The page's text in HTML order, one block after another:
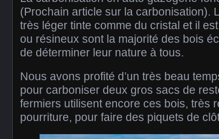
(Prochain article sur la carbonisation).
très léger tinte comme du cristal et il
ou résineux sont la majorité des bois
de déterminer leur nature à tous.
Nous avons profité d’un très beau
pour carboniser deux gros sacs de
fermiers utilisent encore ces bois, très
pourriture, pour faire des piquets de